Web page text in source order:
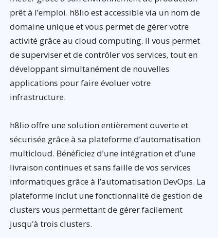
prêt à l’emploi. h8lio est accessible via un nom de
domaine unique et vous permet de gérer votre
activité grâce au cloud computing. Il vous permet
de superviser et de contrôler vos services, tout en
développant simultanément de nouvelles
applications pour faire évoluer votre
infrastructure.
h8lio offre une solution entièrement ouverte et
sécurisée grâce à sa plateforme d’automatisation
multicloud. Bénéficiez d’une intégration et d’une
livraison continues et sans faille de vos services
informatiques grâce à l’automatisation DevOps. La
plateforme inclut une fonctionnalité de gestion de
clusters vous permettant de gérer facilement
jusqu’à trois clusters.